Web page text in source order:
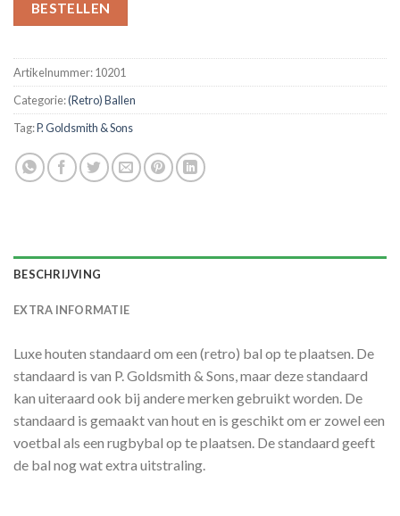
BESTELLEN
Artikelnummer:10201
Categorie:(Retro) Ballen
Tag:P. Goldsmith & Sons
BESCHRIJVING
EXTRA INFORMATIE
Luxe houten standaard om een (retro) bal op te plaatsen. De
standaard is van P. Goldsmith & Sons, maar deze standaard
kan uiteraard ook bij andere merken gebruikt worden. De
standaard is gemaakt van hout en is geschikt om er zowel een
voetbal als een rugbybal op te plaatsen. De standaard geeft
de bal nog wat extra uitstraling.